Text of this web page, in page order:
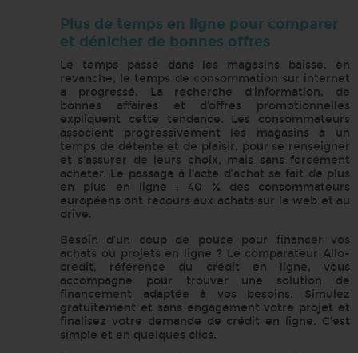
Plus de temps en ligne pour comparer
et dénicher de bonnes offres
Le temps passé dans les magasins baisse, en
revanche, le temps de consommation sur internet
a progressé. La recherche d’information, de
bonnes affaires et d’offres promotionnelles
expliquent cette tendance. Les consommateurs
associent progressivement les magasins à un
temps de détente et de plaisir, pour se renseigner
et s’assurer de leurs choix, mais sans forcément
acheter. Le passage à l’acte d’achat se fait de plus
en plus en ligne : 40 % des consommateurs
européens ont recours aux achats sur le web et au
drive.
Besoin d’un coup de pouce pour financer vos
achats ou projets en ligne ? Le comparateur Allo-
credit, référence du crédit en ligne, vous
accompagne pour trouver une solution de
financement adaptée à vos besoins. Simulez
gratuitement et sans engagement votre projet et
finalisez votre demande de crédit en ligne. C’est
simple et en quelques clics.